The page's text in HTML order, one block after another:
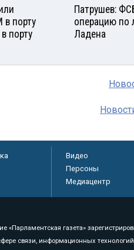
в порту
порту
Патрушев:
операцию по
Ладена
Видео
Персоны
Медиацентр
«Парламентская газета»
связи, информационных